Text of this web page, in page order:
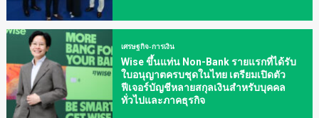
เศรษฐกิจ-การเงิน
Wise ขึ้นแท่น Non-Bank รายแรกที่ได้รับ
ใบอนุญาตครบชุดในไทย เตรียมเปิดตัว
ฟีเจอร์บัญชีหลายสกุลเงินสำหรับบุคคล
ทั่วไปและภาคธุรกิจ